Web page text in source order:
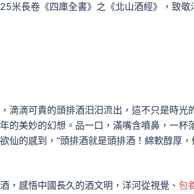
米長卷《四庫全書》之《北山酒經》，致敬
滴滴可貴的頭排酒汩汩流出，這不只是時光
的美妙的幻想。品一口，滿嘴含噴鼻，一杯
仙的感到，“頭排酒就是頭排酒！綿軟醇厚，
，感悟中國長久的酒文明，洋河從視覺、 包